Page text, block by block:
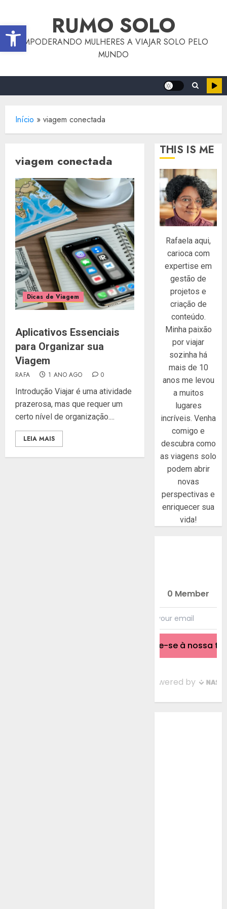
content
RUMO SOLO
EMPODERANDO MULHERES A VIAJAR SOLO PELO
MUNDO
Início » viagem conectada
viagem conectada
Dicas de Viagem
Aplicativos Essenciais
para Organizar sua
Viagem
RAFA 1 ANO AGO 0
Introdução Viajar é uma atividade
prazerosa, mas que requer um
certo nível de organização....
LEIA MAIS
THIS IS ME
Rafaela aqui,
carioca com
expertise em
gestão de
projetos e
criação de
conteúdo.
Minha paixão
por viajar
sozinha há
mais de 10
anos me levou
a muitos
lugares
incríveis. Venha
comigo e
descubra como
as viagens solo
podem abrir
novas
perspectivas e
enriquecer sua
vida!
Abrir a barra de ferramentas